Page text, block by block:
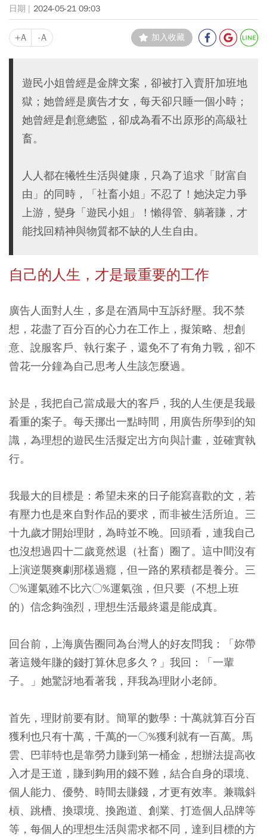
2024-05-21 09:03
+A -A 加入收藏
遊民小姐曾經是金牌文案，卻被打入賣肝加班地
獄；她曾經是廣告才女，每天卻只睡一個小時；
她曾經是創意總監，卻成為看不出原形的高級社
畜。
人人都在犧牲生活與健康，只為了追求「財富自
由」的同時，「社畜小姐」不忍了！她決定力爭
上游，變身「遊民小姐」！懶得管、躺著賺，才
能找回精神與物質都不缺的人生自由。
自己的人生，才是最重要的工作
廣告人面對人生，多是在酒局中互訴紓壓。我不禁
想，花盡了百分百的心力在工作上，擬策略、想創
意、說服客戶、執行案子，還免不了有角力戰，卻不
曾花一分鐘為自己思考人生該怎麼過。
於是，我把自己當成最大的客戶，我的人生便是我最
看重的案子。每天挪出一點時間，用廣告所學到的知
識，為理想的遊民生活擬定出方向與計畫，並確實執
行。
我最大的目標是：希望未來的日子能寫喜歡的文，若
有壓力也是來自對作品的要求，而非被生活所迫。三
十九歲才開始理財，為時並不晚。回頭看，連我自己
也沒想過四十二歲竟然退（社畜）圈了。這中間沒有
上演逆襲爽劇那樣過癮，但一路的累積都是養分。三
〇%運氣雖不比六〇%運氣強，但只要（不想上班
的）信念夠強烈，理想生活最終還是能成真。
回台前，上海廣告圈同為台灣人的好友問我：「妳帶
著這幾年賺的錢打算休息多久？」我回：「一輩
子。」她驚訝地看著我，拜我為理財小老師。
首先，理財前要有財。簡單的數學：十萬就算百分百
獲利也只有十萬，千萬的一〇%獲利就有一百萬。馬
雲、巴菲特也是靠勞力賺到第一桶金， 想辦法提高收
入才是王道，賺到夠用的錢不難，結合自身的環境、
個人能力、優勢、時間去賺錢，才更有效率。兼職斜
槓、跳槽、換環境、換跑道、創業、打造個人品牌等
等，每個人的理想生活與需求都不同，達到目標的方